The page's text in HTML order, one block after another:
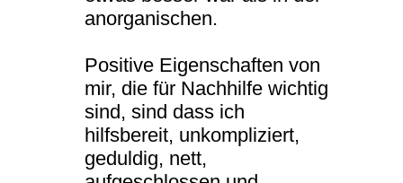
anorganischen.
Positive Eigenschaften von
mir, die für Nachhilfe wichtig
sind, sind dass ich
hilfsbereit, unkompliziert,
geduldig, nett,